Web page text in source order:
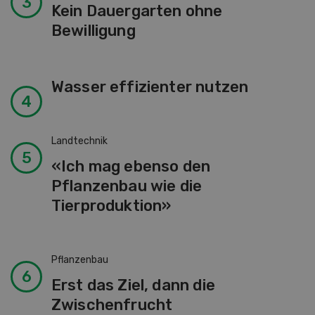
Kein Dauergarten ohne
Bewilligung
Wasser effizienter nutzen
Landtechnik
«Ich mag ebenso den
Pflanzenbau wie die
Tierproduktion»
Pflanzenbau
Erst das Ziel, dann die
Zwischenfrucht